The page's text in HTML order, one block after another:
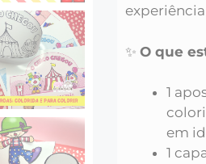
✨ O que
1
em
1